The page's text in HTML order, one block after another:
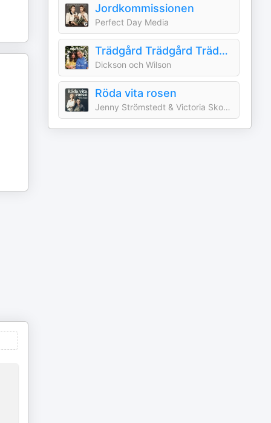
Jordkommissionen
Perfect Day Media
Trädgård Trädgård Trädgård med Dickson och Wilson
Dickson och Wilson
Röda vita rosen
Jenny Strömstedt & Victoria Skoglund